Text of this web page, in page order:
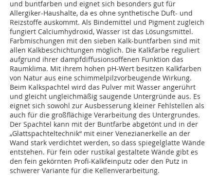
und buntfarben und eignet sich besonders gut für
Allergiker-Haushalte, da es ohne synthetische Duft- und
Reizstoffe auskommt. Als Bindemittel und Pigment zugleich
fungiert Calciumhydroxid, Wasser ist das Lösungsmittel.
Farbmischungen mit den sieben Kalk-buntfarben sind mit
allen Kalkbeschichtungen möglich. Die Kalkfarbe reguliert
aufgrund ihrer dampfdiffusionsoffenen Funktion das
Raumklima. Mit ihrem hohen pH-Wert besitzen Kalkfarben
von Natur aus eine schimmelpilzvorbeugende Wirkung.
Beim Kalkspachtel wird das Pulver mit Wasser angerührt
und gleicht ungleichmäßig saugende Untergründe aus. Es
eignet sich sowohl zur Ausbesserung kleiner Fehlstellen als
auch für die großflächige Verarbeitung des Untergrundes.
Der Spachtel kann mit der Buntfarbe abgetönt und in der
„Glattspachteltechnik“ mit einer Venezianerkelle an der
Wand stark verdichtet werden, so dass spiegelglatte Wände
entstehen. Für fein oder rustikal gestaltete Wände gibt es
den fein gekörnten Profi-Kalkfeinputz oder den Putz in
schwerer Variante für die Kellenverarbeitung.